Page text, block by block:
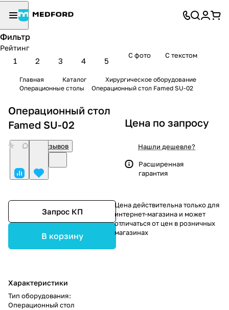
Фильтр
Рейтинг
1 2 3 4 5
С фото С текстом
Главная Каталог
Хирургическое оборудование
Операционные столы
Операционный стол Famed SU-02
Операционный стол
Famed SU-02
Нет отзывов
Запрос КП
В корзину
Характеристики
Тип оборудования:
Операционный стол
Цена по запросу
Нашли дешевле?
Расширенная
гарантия
Цена действительна только для
интернет-магазина и может
отличаться от цен в розничных
магазинах